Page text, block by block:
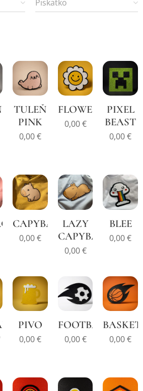
Piskatko
TULEŇ
PINK
0,00€
FLOWER
0,00€
PIXEL
BEAST
0,00€
CAPYBARA
0,00€
LAZY
CAPYBARA
0,00€
BLEE
0,00€
PIVO
0,00€
FOOTBALL
0,00€ 0,00€